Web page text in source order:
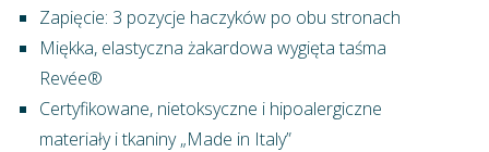
Zapięcie: 3 pozycje haczyków po obu stronach
Miękka, elastyczna żakardowa wygięta taśma
Revée®
Certyfikowane, nietoksyczne i hipoalergiczne
materiały i tkaniny „Made in Italy”